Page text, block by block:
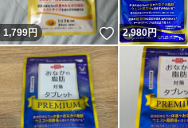
1,799円 いいね！
2,980円